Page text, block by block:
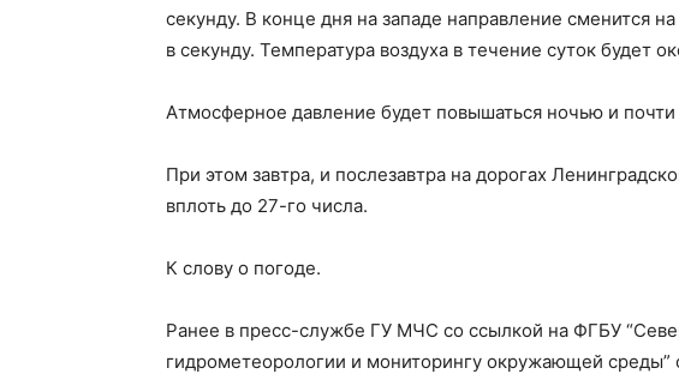
секунду. В конце дня на западе направление сменится
в секунду. Температура воздуха в течение суток будет
Атмосферное давление будет повышаться ночью и
При этом завтра, и послезавтра на дорогах
вплоть до 27-го числа.
К слову о погоде.
Ранее в пресс-службе ГУ МЧС со ссылкой на ФГБУ
гидрометеорологии и мониторингу окружающей среды”